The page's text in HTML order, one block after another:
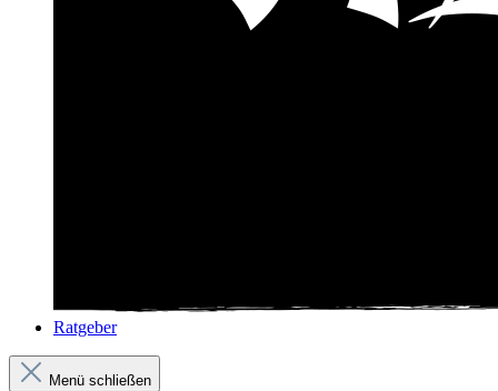
Ratgeber
Menü schließen